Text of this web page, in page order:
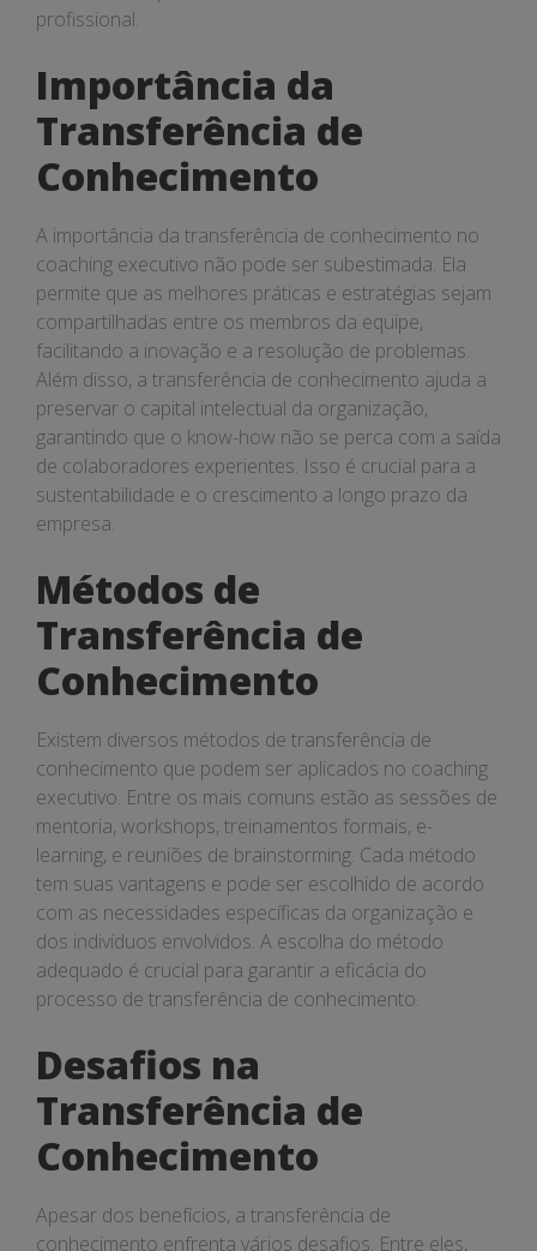
profissional.
Importância da
Transferência de
Conhecimento
A importância da transferência de conhecimento no
coaching executivo não pode ser subestimada. Ela
permite que as melhores práticas e estratégias sejam
compartilhadas entre os membros da equipe,
facilitando a inovação e a resolução de problemas.
Além disso, a transferência de conhecimento ajuda a
preservar o capital intelectual da organização,
garantindo que o know-how não se perca com a saída
de colaboradores experientes. Isso é crucial para a
sustentabilidade e o crescimento a longo prazo da
empresa.
Métodos de
Transferência de
Conhecimento
Existem diversos métodos de transferência de
conhecimento que podem ser aplicados no coaching
executivo. Entre os mais comuns estão as sessões de
mentoria, workshops, treinamentos formais, e-
learning, e reuniões de brainstorming. Cada método
tem suas vantagens e pode ser escolhido de acordo
com as necessidades específicas da organização e
dos indivíduos envolvidos. A escolha do método
adequado é crucial para garantir a eficácia do
processo de transferência de conhecimento.
Desafios na
Transferência de
Conhecimento
Apesar dos benefícios, a transferência de
conhecimento enfrenta vários desafios. Entre eles,